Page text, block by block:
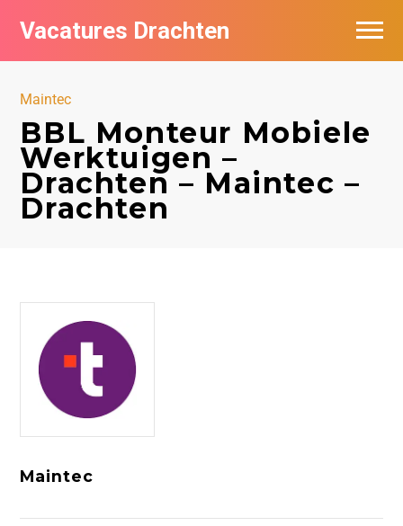
Vacatures Drachten
Maintec
BBL Monteur Mobiele
Werktuigen –
Drachten – Maintec –
Drachten
Maintec
Vacatures per bedrijf in Drachten
Nieuwsbrief feed